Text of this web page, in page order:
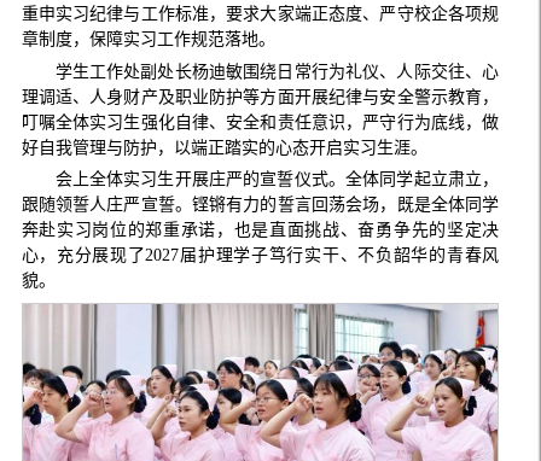
重申实习纪律与工作标准，要求大家端正态度、严守校企各项规
章制度，保障实习工作规范落地。
学生工作处副处长杨迪敏围绕日常行为礼仪、人际交往、心
理调适、人身财产及职业防护等方面开展纪律与安全警示教育，
叮嘱全体实习生强化自律、安全和责任意识，严守行为底线，做
好自我管理与防护，以端正踏实的心态开启实习生涯。
会上全体实习生开展庄严的宣誓仪式。全体同学起立肃立，
跟随领誓人庄严宣誓。铿锵有力的誓言回荡会场，既是全体同学
奔赴实习岗位的郑重承诺，也是直面挑战、奋勇争先的坚定决
心，充分展现了2027届护理学子笃行实干、不负韶华的青春风
貌。